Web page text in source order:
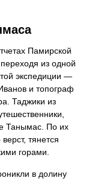
Памирской
из одной
экспедиции —
и топограф
Таджики из
Танымас. По их
тянется
горами.
в долину